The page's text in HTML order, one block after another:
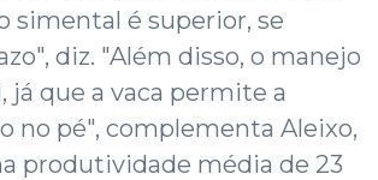
simental é superior, se
diz. "Além disso, o manejo
que a vaca permite a
no pé", complementa Aleixo,
produtividade média de 23